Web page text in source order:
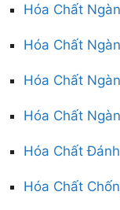
Hóa Chất
Hóa Chất
Hóa Chất
Hóa Chất
Hóa Chất
Hóa Chất